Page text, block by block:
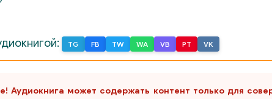
TG FB TW WA VB PT VK
Аудиокнига может содержать контент только для